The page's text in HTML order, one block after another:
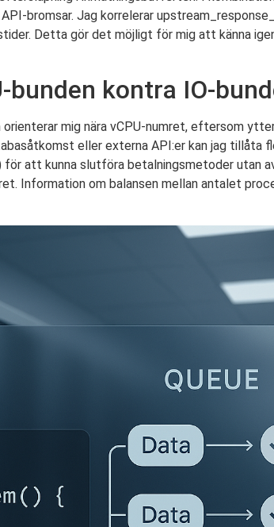
bromsar. Jag korrelerar
Detta gör det möjligt för mig att känna
kontra IO-
mig nära vCPU-numret, eftersom
eller externa API:er kan jag tillåta
att kunna slutföra betalningsmetoder utan
Information om balansen mellan antalet